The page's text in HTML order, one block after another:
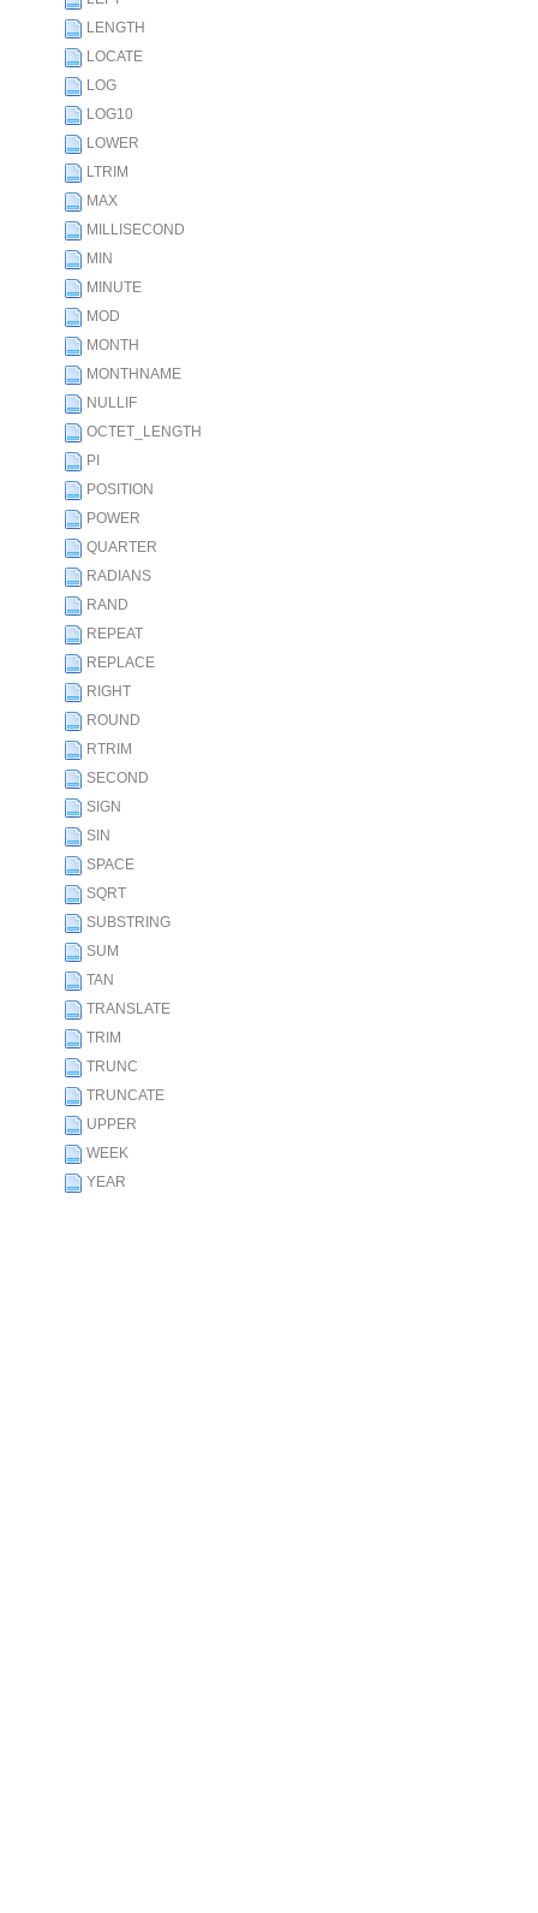
LENGTH
LOCATE
LOG
LOG10
LOWER
LTRIM
MAX
MILLISECOND
MIN
MINUTE
MOD
MONTH
MONTHNAME
NULLIF
OCTET_LENGTH
PI
POSITION
POWER
QUARTER
RADIANS
RAND
REPEAT
REPLACE
RIGHT
ROUND
RTRIM
SECOND
SIGN
SIN
SPACE
SQRT
SUBSTRING
SUM
TAN
TRANSLATE
TRIM
TRUNC
TRUNCATE
UPPER
WEEK
YEAR